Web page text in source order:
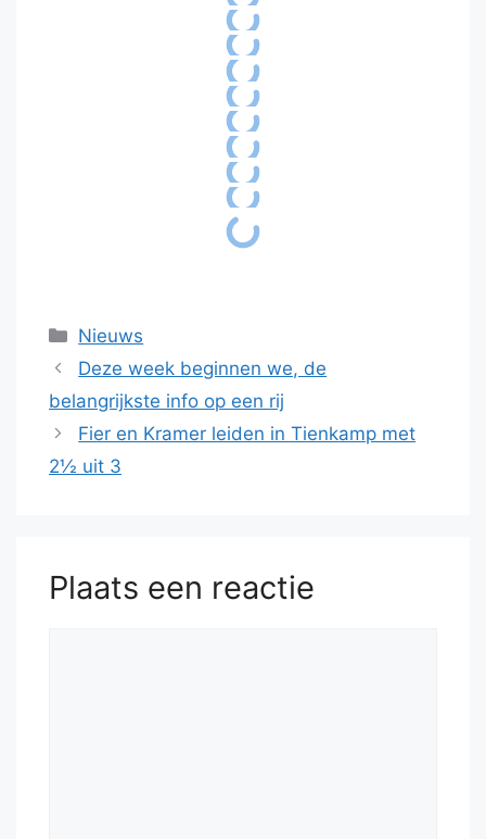
Categorieën
Nieuws
Deze week beginnen we, de
belangrijkste info op een rij
Fier en Kramer leiden in Tienkamp met
2½ uit 3
Plaats een reactie